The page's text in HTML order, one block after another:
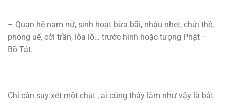
– Quan hệ nam nữ, sinh hoạt bừa bãi, nhậu nhẹt, chửi thề,
phóng uế, cởi trần, lõa lồ… trước hình hoặc tượng Phật –
Bồ Tát.
Chỉ cần suy xét một chút , ai cũng thấy làm như vậy là bất